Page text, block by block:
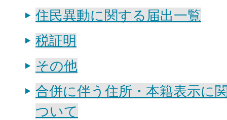
住民異動に関する届出一覧
税証明
その他
合併に伴う住所・本籍表示に
ついて